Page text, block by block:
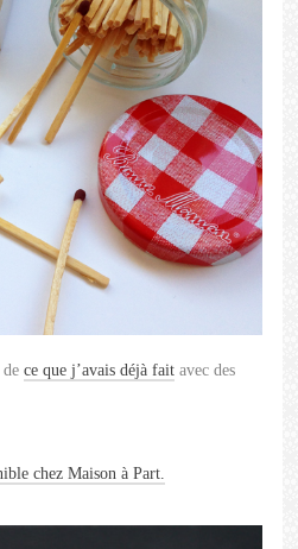
dece que j’avais déjà fait avec des
chez Maison à Part.